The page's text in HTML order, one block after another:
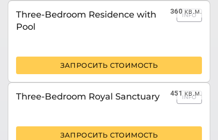
360кв.м.
Three-Bedroom Residence with
Pool
INFO
ЗАПРОСИТЬ СТОИМОСТЬ
451кв.м.
Three-Bedroom Royal Sanctuary INFO
ЗАПРОСИТЬ СТОИМОСТЬ